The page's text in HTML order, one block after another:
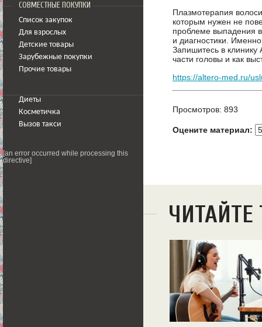
СОВМЕСТНЫЕ ПОКУПКИ
Список закупок
Для взрослых
Детские товары
Зарубежные покупки
Прочие товары
Диеты
Косметичка
Вызов такси
[an error occurred while processing this
directive]
Плазмотерапия
которым нужен не
проблеме выпадения
и диагностики.
Запишитесь в
части головы и как
https://altero-med.ru/
Просмотров: 893
Оцените материал: